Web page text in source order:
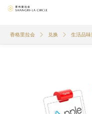
香格里拉会 兑换 生活品